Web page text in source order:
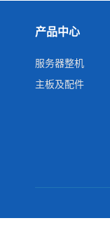
产品中心
服务器整机
主板及配件